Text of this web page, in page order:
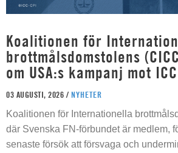
Koalitionen för
brottmålsdomstolens
om USA:s kampanj mot ICC
03 AUGUSTI, 2026 / NYHETER
Koalitionen för Internationella
där Svenska FN-förbundet är medlem,
senaste försök att försvaga och